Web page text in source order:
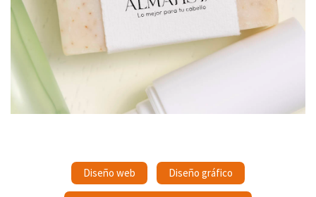
Diseño web Diseño gráfico